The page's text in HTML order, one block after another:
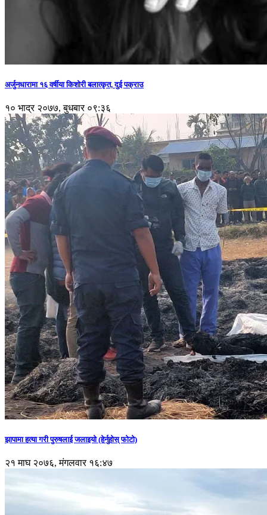
अर्जुनधारामा १६ वर्षीया किशोरी बलात्कृत, दुई पक्राउ
१० भाद्र २०७७, बुधबार ०९:३६
झापामा हत्या गरी पुरुषलाई जलाइयो (हेर्नुहाेस् फाेटाे)
२१ माघ २०७६, मंगलवार १६:४७